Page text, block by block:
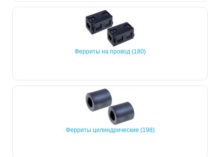
Ферриты на провод (180)
Ферриты цилиндрические (198)